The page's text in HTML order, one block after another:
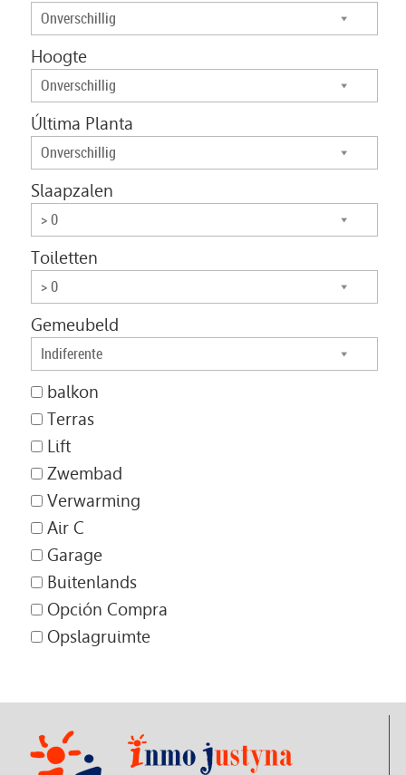
Onverschillig
Hoogte
Onverschillig
Última Planta
Onverschillig
Slaapzalen
> 0
Toiletten
> 0
Gemeubeld
Indiferente
balkon
Terras
Lift
Zwembad
Verwarming
Air C
Garage
Buitenlands
Opción Compra
Opslagruimte